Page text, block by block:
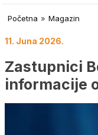
Početna » Magazin
11. Juna 2026.
Zastupnici
informacije